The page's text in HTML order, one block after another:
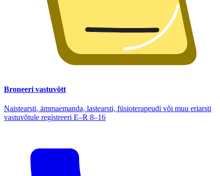
Broneeri vastuvõtt
Naistearsti, ämmaemanda, lastearsti, füsioterapeudi või muu eriarsti
vastuvõtule registreeri E–R 8–16